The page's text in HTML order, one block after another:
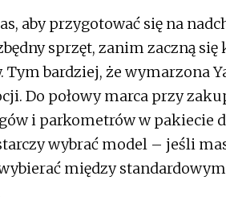
aby przygotować się na
sprzęt, zanim zaczną
Tym bardziej, że wymarzona
Do połowy marca przy
i parkometrów w pakiecie
wybrać model – jeśli
między